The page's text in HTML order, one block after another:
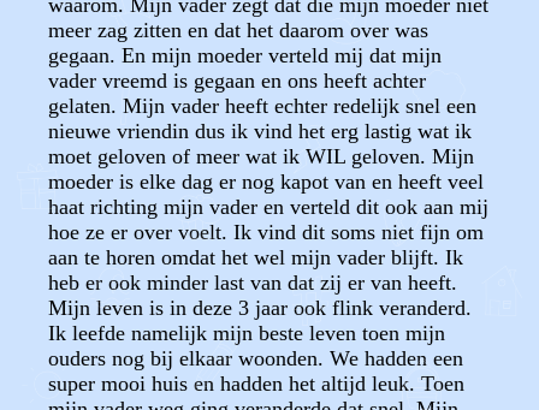
waarom. Mijn vader zegt dat die mijn moeder niet
meer zag zitten en dat het daarom over was
gegaan. En mijn moeder verteld mij dat mijn
vader vreemd is gegaan en ons heeft achter
gelaten. Mijn vader heeft echter redelijk snel een
nieuwe vriendin dus ik vind het erg lastig wat ik
moet geloven of meer wat ik WIL geloven. Mijn
moeder is elke dag er nog kapot van en heeft veel
haat richting mijn vader en verteld dit ook aan mij
hoe ze er over voelt. Ik vind dit soms niet fijn om
aan te horen omdat het wel mijn vader blijft. Ik
heb er ook minder last van dat zij er van heeft.
Mijn leven is in deze 3 jaar ook flink veranderd.
Ik leefde namelijk mijn beste leven toen mijn
ouders nog bij elkaar woonden. We hadden een
super mooi huis en hadden het altijd leuk. Toen